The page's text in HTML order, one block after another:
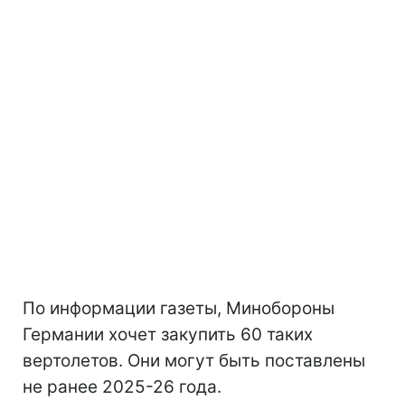
По информации газеты, Минобороны
Германии хочет закупить 60 таких
вертолетов. Они могут быть поставлены
не ранее 2025-26 года.